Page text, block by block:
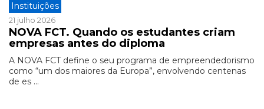
Instituições
21 julho 2026
NOVA FCT. Quando os estudantes criam
empresas antes do diploma
A NOVA FCT define o seu programa de empreendedorismo
como “um dos maiores da Europa”, envolvendo centenas
de es ...